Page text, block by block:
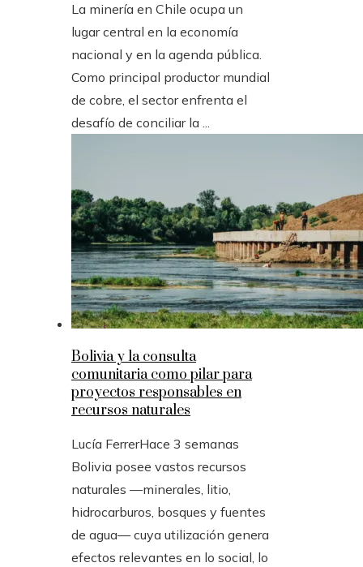
La minería en Chile ocupa un
lugar central en la economía
nacional y en la agenda pública.
Como principal productor mundial
de cobre, el sector enfrenta el
desafío de conciliar la ...
Bolivia y la consulta
comunitaria como pilar para
proyectos responsables en
recursos naturales
Lucía FerrerHace 3 semanas
Bolivia posee vastos recursos
naturales —minerales, litio,
hidrocarburos, bosques y fuentes
de agua— cuya utilización genera
efectos relevantes en lo social, lo